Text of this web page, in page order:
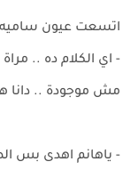
اتسعت عيون
- اي الكلام ده ..
مش موجودة .. دانا
- ياهانم اهدى بس